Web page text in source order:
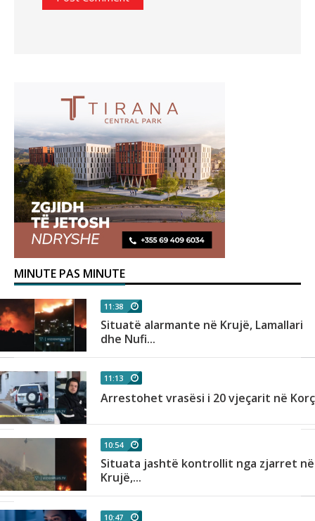
MINUTE PAS MINUTE
11:38
Situatë alarmante në Krujë, Lamallari
dhe Nufi...
11:13
Arrestohet vrasësi i 20 vjeçarit në
10:54
Situata jashtë kontrollit nga zjarret në
Krujë,...
10:47